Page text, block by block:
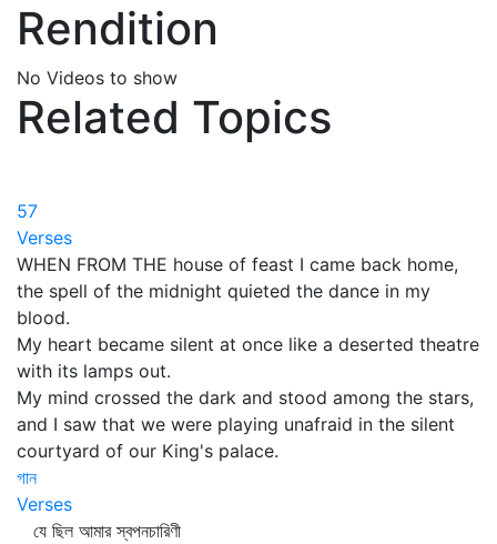
Rendition
No Videos to show
Related Topics
57
Verses
WHEN FROM THE house of feast I came back home,
the spell of the midnight quieted the dance in my
blood.
My heart became silent at once like a deserted theatre
with its lamps out.
My mind crossed the dark and stood among the stars,
and I saw that we were playing unafraid in the silent
courtyard of our King's palace.
গান
Verses
যে ছিল আমার স্বপনচারিণী